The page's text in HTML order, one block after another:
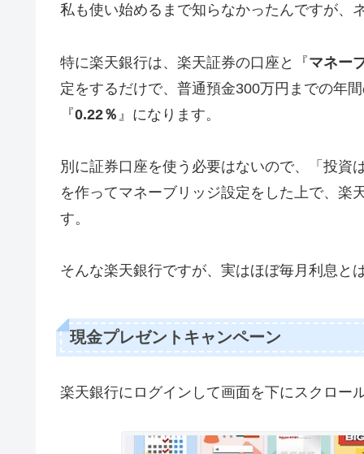
私も使い始めるまで知らなかったんですが、
特に楽天銀行は、楽天証券の口座と『マネー
定をするだけで、普通預金300万円までの年
『0.22％ 』になります。
別に証券口座を使う必要はないので、「投資
を作ってマネーブリッジ設定をした上で、楽
す。
そんな楽天銀行ですが、実はほぼ毎月利息と
現金プレゼントキャンペーン
楽天銀行にログインして画面を下にスクロー